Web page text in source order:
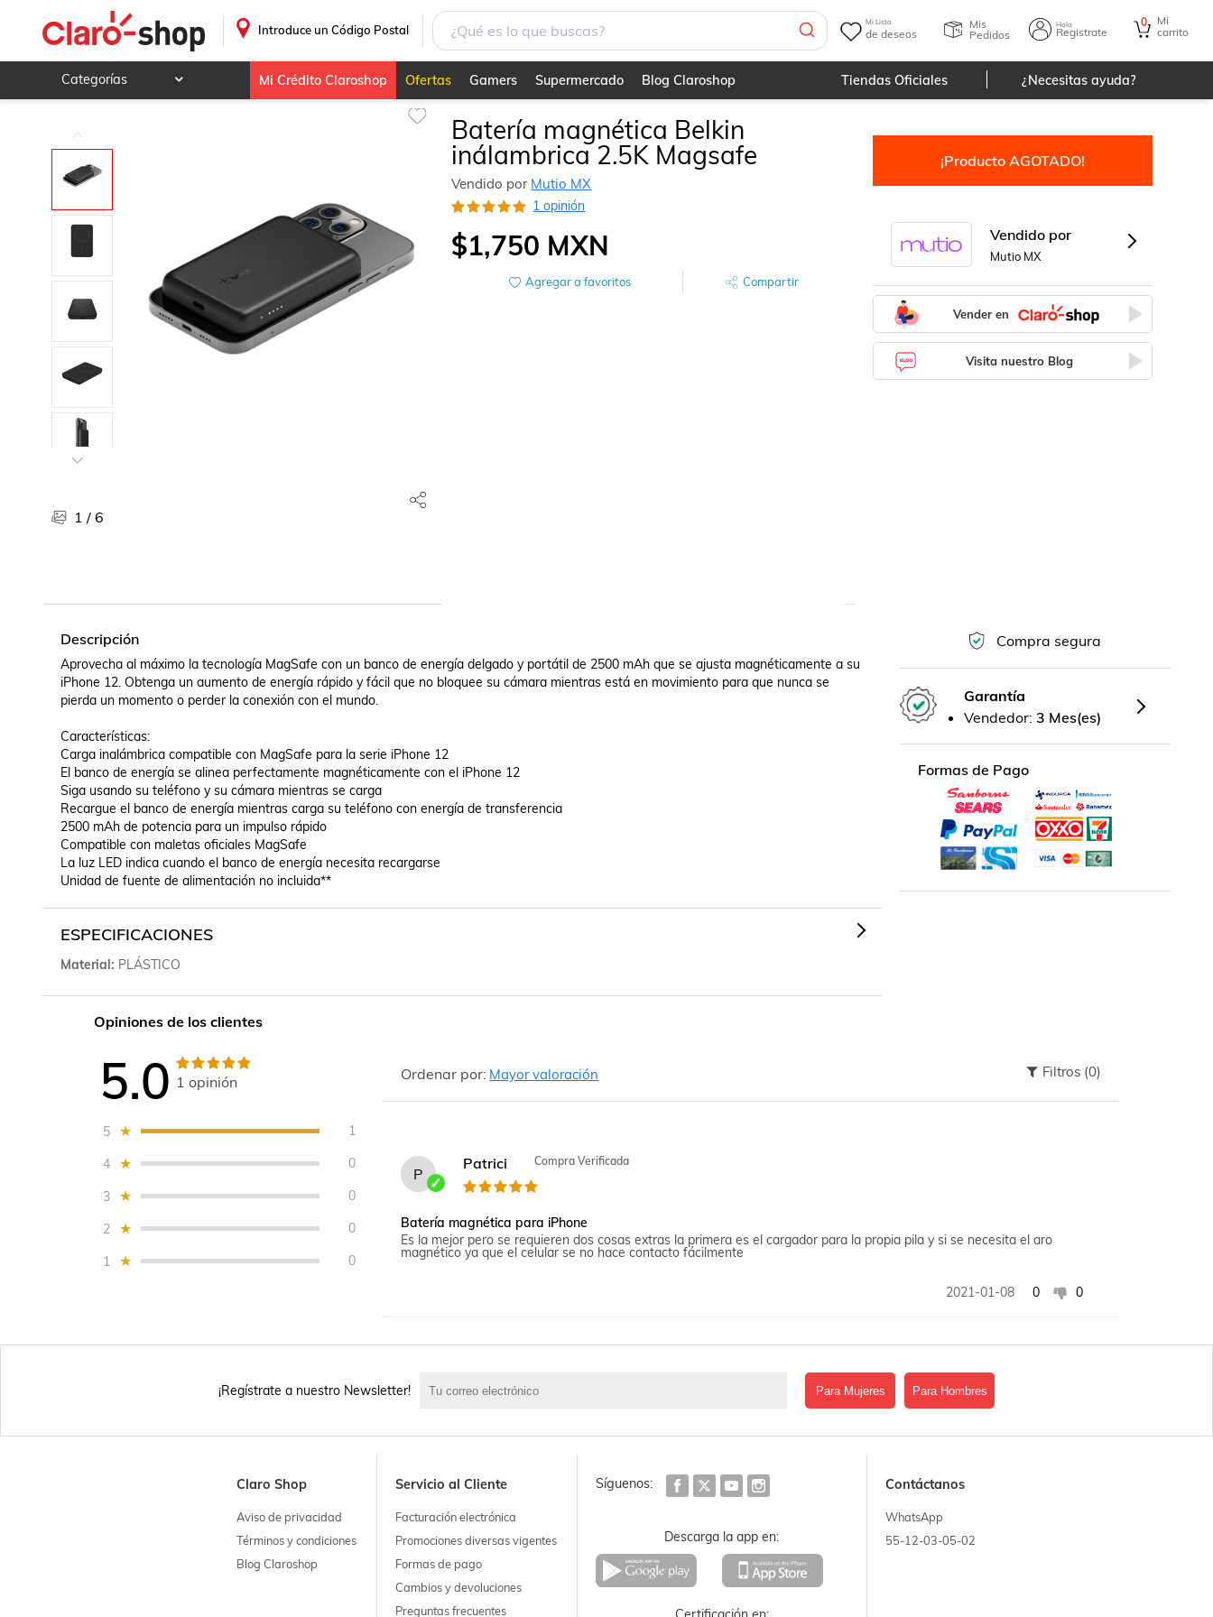
Introduce un Código Postal
Mi Lista
de deseos
Mis
Pedidos
Hola
Registrate
0
Mi
carrito
Categorías
Hogar y jardín
Deportes y ocio
Ferretería y autos
Ropa, calzado y accesorios
Mamá y bebé
Salud, belleza y cuidado personal
Joyería y relojes
Juegos y juguetes
Libros, revistas y comics
Otras categorías
Súpermercado
Mi Crédito Claroshop Ofertas Gamers Supermercado Blog Claroshop Tiendas Oficiales ¿Necesitas ayuda?
1 / 6
Batería magnética Belkin
inálambrica 2.5K Magsafe
Vendido por Mutio MX
1 opinión
$1,750 MXN
Agregar a favoritos Compartir
¡Producto AGOTADO!
Vendido por
Mutio MX
Vender en
Visita nuestro Blog
Descripción
Aprovecha al máximo la tecnología MagSafe con un banco de energía delgado y portátil de 2500 mAh que se ajusta magnéticamente a su
iPhone 12. Obtenga un aumento de energía rápido y fácil que no bloquee su cámara mientras está en movimiento para que nunca se
pierda un momento o perder la conexión con el mundo.
Características:
Carga inalámbrica compatible con MagSafe para la serie iPhone 12
El banco de energía se alinea perfectamente magnéticamente con el iPhone 12
Siga usando su teléfono y su cámara mientras se carga
Recargue el banco de energía mientras carga su teléfono con energía de transferencia
2500 mAh de potencia para un impulso rápido
Compatible con maletas oficiales MagSafe
La luz LED indica cuando el banco de energía necesita recargarse
Unidad de fuente de alimentación no incluida**
ESPECIFICACIONES
Material PLÁSTICO
Compra segura
Garantía
Vendedor: 3 Mes(es)
Formas de Pago
Opiniones de los clientes
5.0 1 opinión
5 1
4 0
3 0
2 0
1 0
Ordenar por: Mayor valoración Filtros (0)
P
Patrici Compra Verificada
Batería magnética para iPhone
Es la mejor pero se requieren dos cosas extras la primera es el cargador para la propia pila y si se necesita el aro
magnético ya que el celular se no hace contacto fácilmente
2021-01-08 0 0
¡Regístrate a nuestro Newsletter! Para Mujeres Para Hombres
Claro Shop
Aviso de privacidad
Términos y condiciones
Blog Claroshop
Servicio al Cliente
Facturación electrónica
Promociones diversas vigentes
Formas de pago
Cambios y devoluciones
Preguntas frecuentes
Síguenos:
Descarga la app en:
Contáctanos
WhatsApp
55-12-03-05-02
Batería magnética Belkin inálambrica 2.5K Magsafe